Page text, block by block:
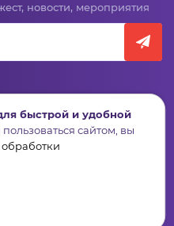
новости, мероприятия
Активисты
быстрой и удобной
сайтом, вы